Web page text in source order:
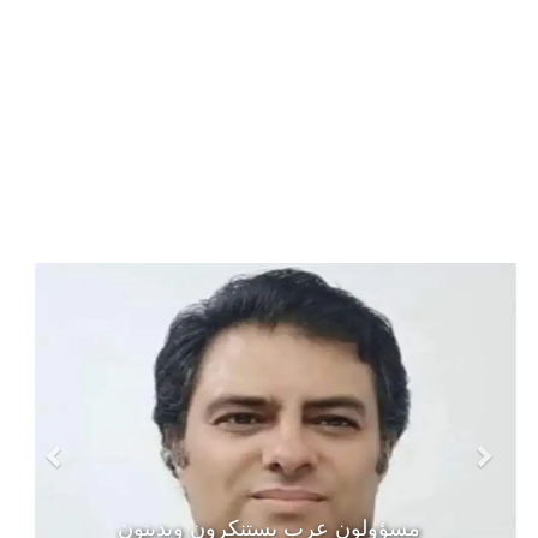
مسؤولون عرب يستنكرون ويدينون